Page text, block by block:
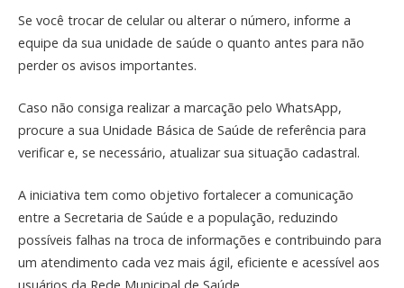
Se você trocar de celular ou alterar o número, informe a
equipe da sua unidade de saúde o quanto antes para não
perder os avisos importantes.
Caso não consiga realizar a marcação pelo WhatsApp,
procure a sua Unidade Básica de Saúde de referência para
verificar e, se necessário, atualizar sua situação cadastral.
A iniciativa tem como objetivo fortalecer a comunicação
entre a Secretaria de Saúde e a população, reduzindo
possíveis falhas na troca de informações e contribuindo para
um atendimento cada vez mais ágil, eficiente e acessível aos
usuários da Rede Municipal de Saúde.